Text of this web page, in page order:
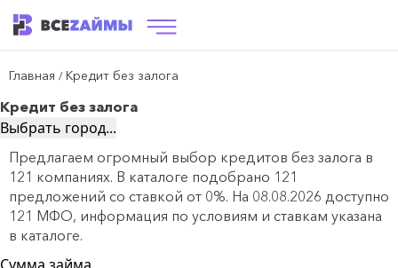
Главная / Кредит без залога
Кредит без залога
Выбрать город...
Предлагаем огромный выбор кредитов без залога в
121 компаниях. В каталоге подобрано 121
предложений со ставкой от 0%. На 08.08.2026 доступно
121 МФО, информация по условиям и ставкам указана
в каталоге.